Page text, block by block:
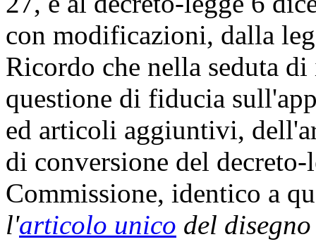
con modificazioni, dalla
Ricordo che nella seduta
questione di fiducia
ed articoli aggiuntivi,
di conversione del
Commissione, identico a
l'articolo unico del